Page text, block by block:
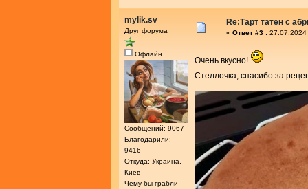
mylik.sv
Друг форума
Офлайн
Сообщений: 9067
Благодарили:
9416
Откуда: Украина,
Киев
Чему бы грабли
Re:Тарт татен с
« Ответ #3 :
Очень вкусно!
Стеллочка, спасибо за